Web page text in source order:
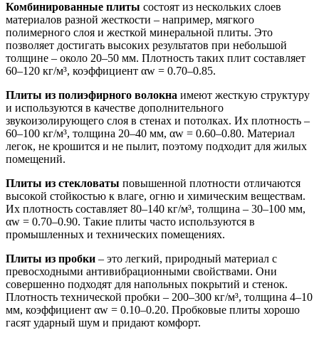
Комбинированные плиты состоят из нескольких слоев
материалов разной жесткости – например, мягкого
полимерного слоя и жесткой минеральной плиты. Это
позволяет достигать высоких результатов при небольшой
толщине – около 20–50 мм. Плотность таких плит составляет
60–120 кг/м³, коэффициент αw = 0.70–0.85.
Плиты из полиэфирного волокна имеют жесткую структуру
и используются в качестве дополнительного
звукоизолирующего слоя в стенах и потолках. Их плотность –
60–100 кг/м³, толщина 20–40 мм, αw = 0.60–0.80. Материал
легок, не крошится и не пылит, поэтому подходит для жилых
помещений.
Плиты из стекловаты повышенной плотности отличаются
высокой стойкостью к влаге, огню и химическим веществам.
Их плотность составляет 80–140 кг/м³, толщина – 30–100 мм,
αw = 0.70–0.90. Такие плиты часто используются в
промышленных и технических помещениях.
Плиты из пробки – это легкий, природный материал с
превосходными антивибрационными свойствами. Они
совершенно подходят для напольных покрытий и стенок.
Плотность технической пробки – 200–300 кг/м³, толщина 4–10
мм, коэффициент αw = 0.10–0.20. Пробковые плиты хорошо
гасят ударный шум и придают комфорт.